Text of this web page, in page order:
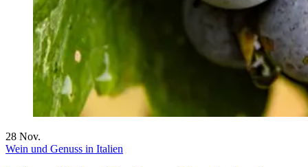
28 Nov.
Wein und Genuss in Italien